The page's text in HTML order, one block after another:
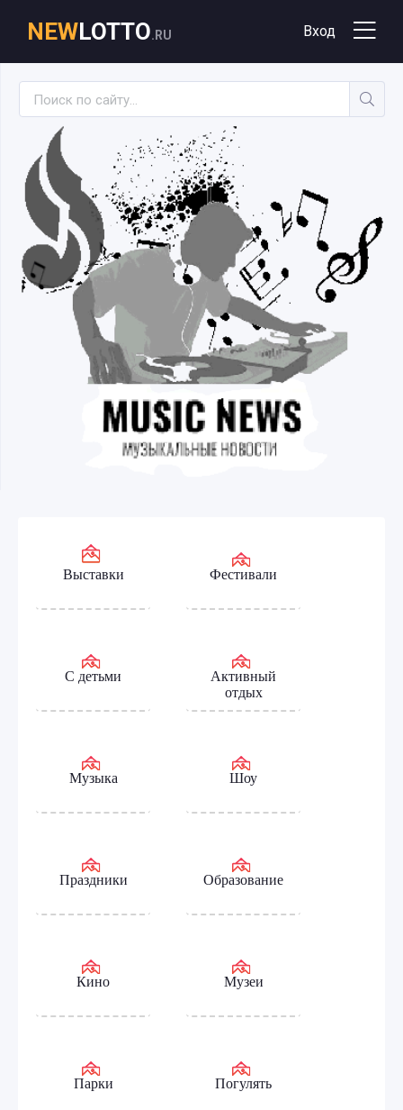
NEWLOTTO.RU Вход
Выставки Фестивали
С детьми
Активный
отдых
Музыка Шоу
Праздники Образование
Кино Музеи
Парки Погулять